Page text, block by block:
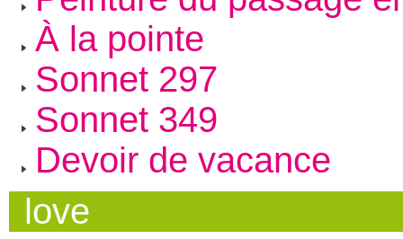
À la pointe
Sonnet 297
Sonnet 349
Devoir de vacance
love